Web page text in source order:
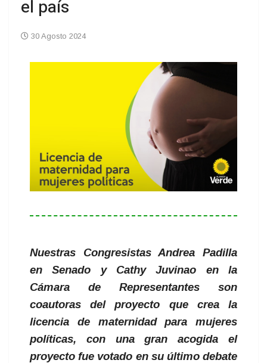
el país
30 Agosto 2024
Nuestras Congresistas Andrea Padilla
en Senado y Cathy Juvinao en la
Cámara de Representantes son
coautoras del proyecto que crea la
licencia de maternidad para mujeres
políticas, con una gran acogida el
proyecto fue votado en su último debate